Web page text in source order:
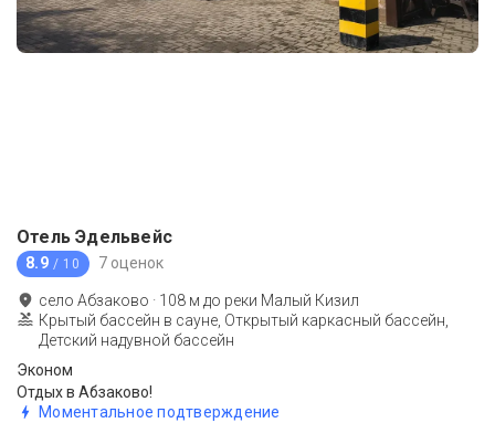
Отель Эдельвейс
8.9 / 10 7 оценок
село Абзаково · 108 м до реки Малый Кизил
Крытый бассейн в сауне, Открытый каркасный бассейн,
Детский надувной бассейн
Эконом
Отдых в Абзаково!
Моментальное подтверждение